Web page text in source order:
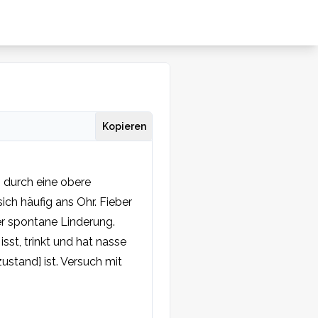
Kopieren
eine obere
häufig ans Ohr. Fieber
spontane Linderung.
trinkt und hat nasse
ist. Versuch mit